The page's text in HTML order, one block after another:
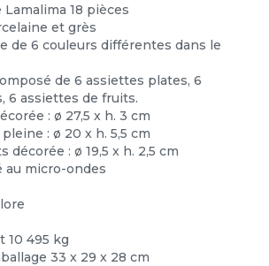
18 pièces
et grès
de 6 couleurs différentes dans le
de 6 assiettes plates, 6
6 assiettes de fruits.
: ø 27,5 x h. 3 cm
: ø 20 x h. 5,5 cm
décorée : ø 19,5 x h. 2,5 cm
micro-ondes
10 495 kg
33 x 29 x 28 cm